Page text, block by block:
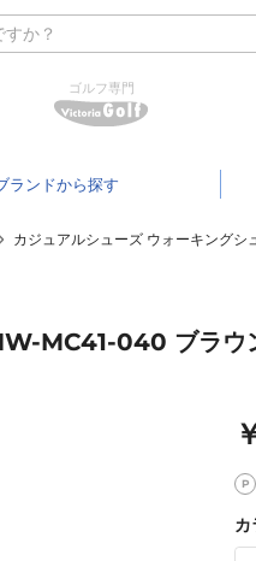
ゴルフ専門
ランド
カジュアルシューズ ウォーキング
MC41-040 ブラウ
P
カ